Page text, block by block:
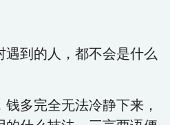
到的人，都不会是什么
多完全无法冷静下来，